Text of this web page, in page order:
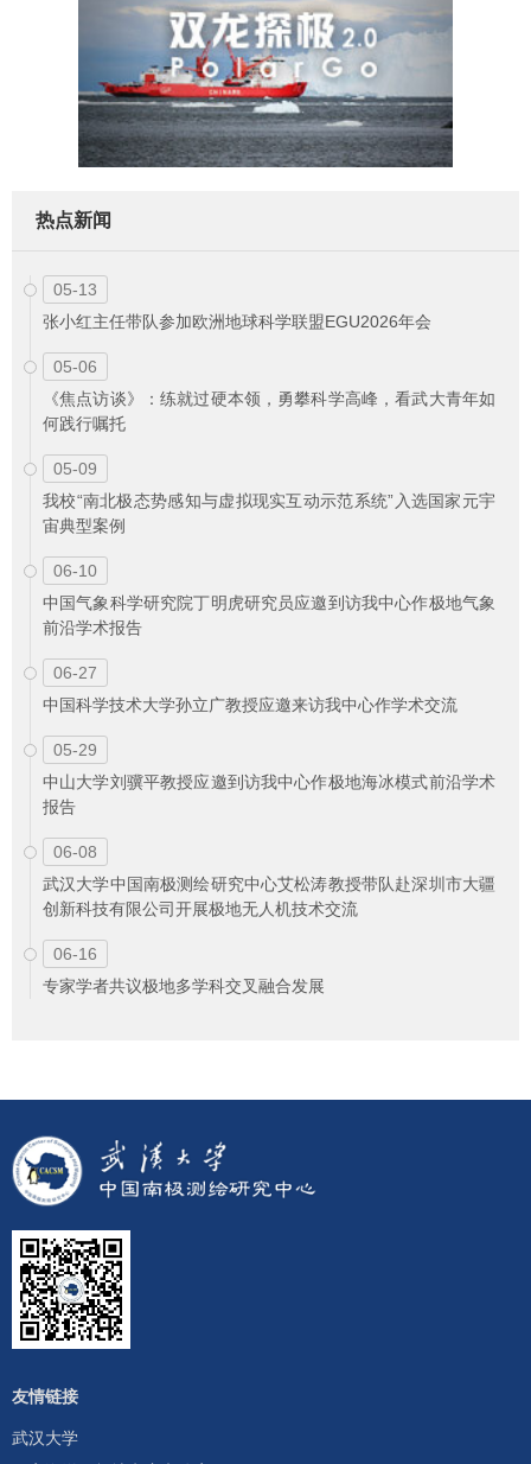
热点新闻
05-13
张小红主任带队参加欧洲地球科学联盟EGU2026年会
05-06
《焦点访谈》：练就过硬本领，勇攀科学高峰，看武大青年如
何践行嘱托
05-09
我校“南北极态势感知与虚拟现实互动示范系统”入选国家元宇
宙典型案例
06-10
中国气象科学研究院丁明虎研究员应邀到访我中心作极地气象
前沿学术报告
06-27
中国科学技术大学孙立广教授应邀来访我中心作学术交流
05-29
中山大学刘骥平教授应邀到访我中心作极地海冰模式前沿学术
报告
06-08
武汉大学中国南极测绘研究中心艾松涛教授带队赴深圳市大疆
创新科技有限公司开展极地无人机技术交流
06-16
专家学者共议极地多学科交叉融合发展
友情链接
武汉大学